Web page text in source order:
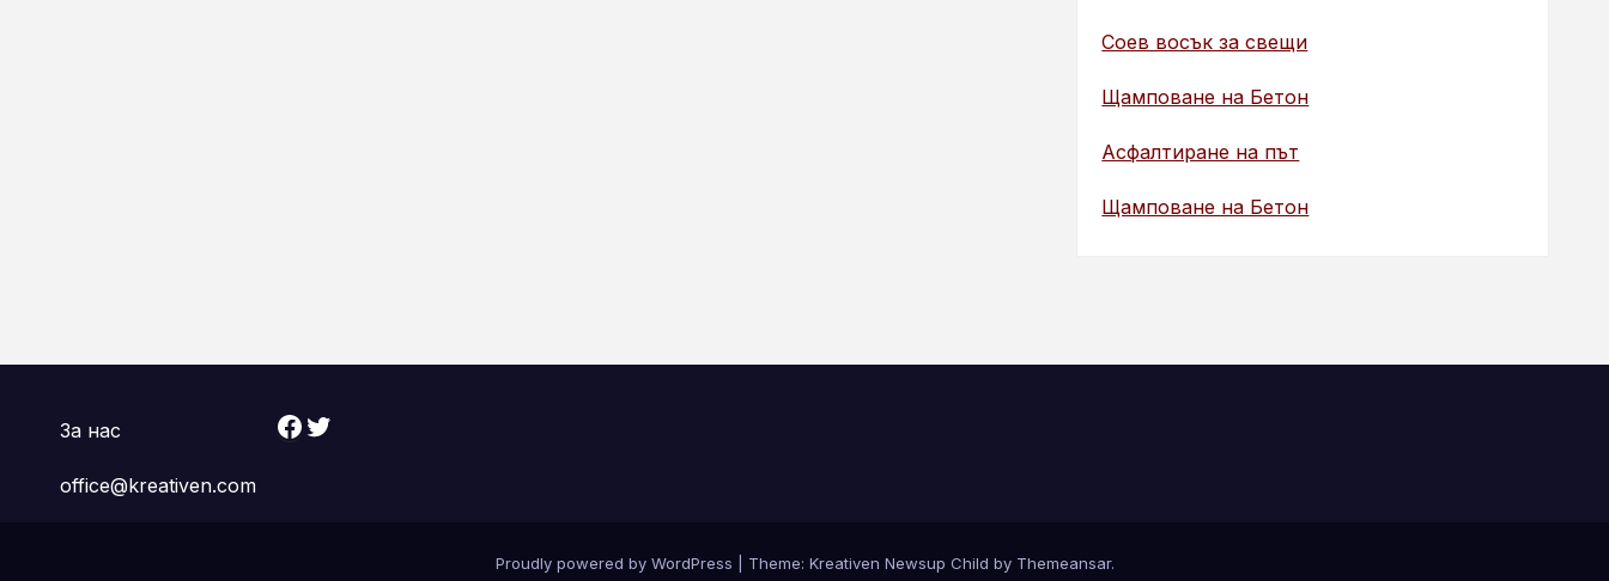
Соев восък за свещи
Щамповане на Бетон
Асфалтиране на път
Щамповане на Бетон
За нас
office@kreativen.com
Facebook Twitter
Proudly powered by WordPress Theme: Kreativen Newsup Child by Themeansar.